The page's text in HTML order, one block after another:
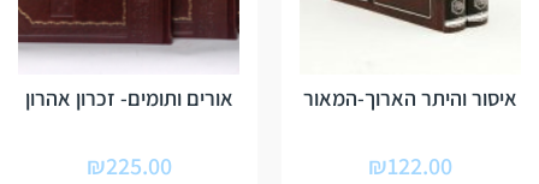
איסור והיתר הארוך-המאור
₪122.00
אורים ותומים- זכרון אהרון
₪225.00